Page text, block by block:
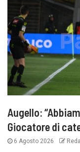
Augello:
Giocatore di
6 Agosto 2026